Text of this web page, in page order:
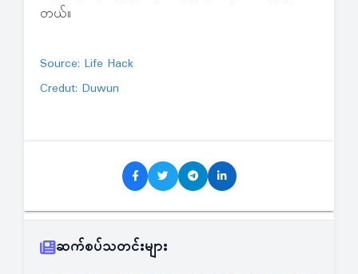
တယ်။
Source: Life Hack
Credut: Duwun
ဆက်စပ်သတင်းများ